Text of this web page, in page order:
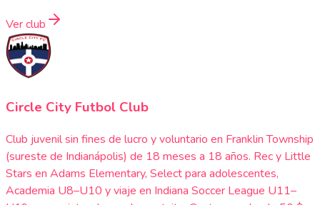
Ver club
Circle City Futbol Club
Club juvenil sin fines de lucro y voluntario en Franklin Township
(sureste de Indianápolis) de 18 meses a 18 años. Rec y Little
Stars en Adams Elementary, Select para adolescentes,
Academia U8–U10 y viaje en Indiana Soccer League U11–